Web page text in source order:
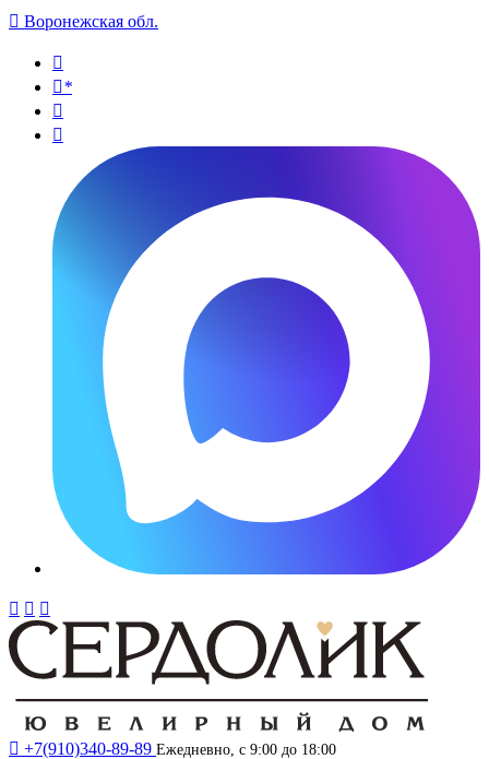
 Воронежская обл.

*


  
 +7(910)340-89-89 Ежедневно, с 9:00 до 18:00